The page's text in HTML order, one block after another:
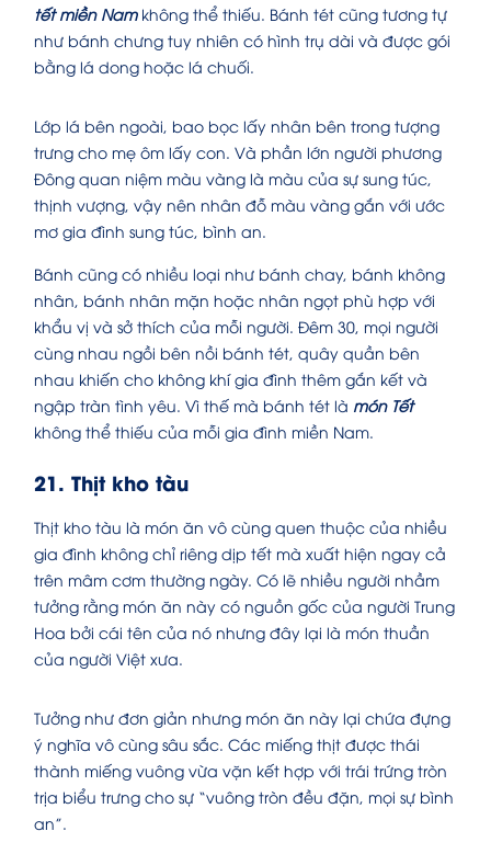
tết miền Namkhông thể thiếu. Bánh tét cũng tương tự
như bánh chưng tuy nhiên có hình trụ dài và được gói
bằng lá dong hoặc lá chuối.
Lớp lá bên ngoài, bao bọc lấy nhân bên trong tượng
trưng cho mẹ ôm lấy con. Và phần lớn người phương
Đông quan niệm màu vàng là màu của sự sung túc,
thịnh vượng, vậy nên nhân đỗ màu vàng gắn với ước
mơ gia đình sung túc, bình an.
Bánh cũng có nhiều loại như bánh chay, bánh không
nhân, bánh nhân mặn hoặc nhân ngọt phù hợp với
khẩu vị và sở thích của mỗi người. Đêm 30, mọi người
cùng nhau ngồi bên nồi bánh tét, quây quần bên
nhau khiến cho không khí gia đình thêm gắn kết và
ngập tràn tình yêu. Vì thế mà bánh tét là món Tết
không thể thiếu của mỗi gia đình miền Nam.
21. Thịt kho tàu
Thịt kho tàu là món ăn vô cùng quen thuộc của nhiều
gia đình không chỉ riêng dịp tết mà xuất hiện ngay cả
trên mâm cơm thường ngày. Có lẽ nhiều người nhầm
tưởng rằng món ăn này có nguồn gốc của người Trung
Hoa bởi cái tên của nó nhưng đây lại là món thuần
của người Việt xưa.
Tưởng như đơn giản nhưng món ăn này lại chứa đựng
ý nghĩa vô cùng sâu sắc. Các miếng thịt được thái
thành miếng vuông vừa vặn kết hợp với trái trứng tròn
trịa biểu trưng cho sự “vuông tròn đều đặn, mọi sự bình
an”.